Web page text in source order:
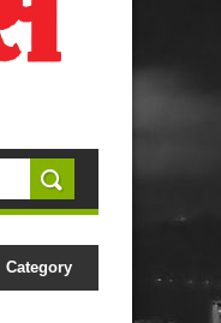
Category